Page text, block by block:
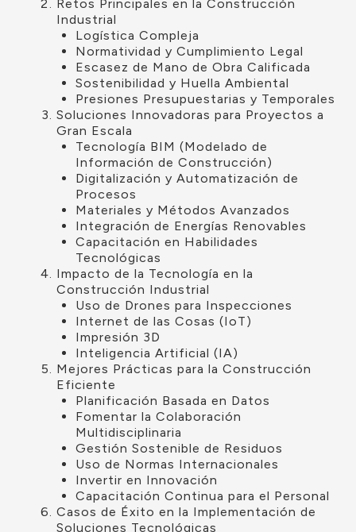
Retos Principales en la Construcción
Industrial
Logística Compleja
Normatividad y Cumplimiento Legal
Escasez de Mano de Obra Calificada
Sostenibilidad y Huella Ambiental
Presiones Presupuestarias y Temporales
Soluciones Innovadoras para Proyectos a
Gran Escala
Tecnología BIM (Modelado de
Información de Construcción)
Digitalización y Automatización de
Procesos
Materiales y Métodos Avanzados
Integración de Energías Renovables
Capacitación en Habilidades
Tecnológicas
Impacto de la Tecnología en la
Construcción Industrial
Uso de Drones para Inspecciones
Internet de las Cosas (IoT)
Impresión 3D
Inteligencia Artificial (IA)
Mejores Prácticas para la Construcción
Eficiente
Planificación Basada en Datos
Fomentar la Colaboración
Multidisciplinaria
Gestión Sostenible de Residuos
Uso de Normas Internacionales
Invertir en Innovación
Capacitación Continua para el Personal
Casos de Éxito en la Implementación de
Soluciones Tecnológicas